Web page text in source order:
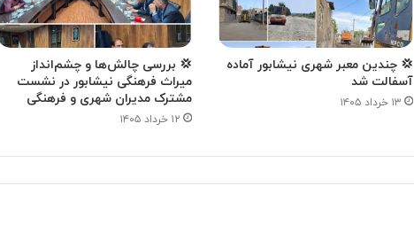
💢 چندین معبر شهری نیشابور آماده
آسفالت شد
۱۳ خرداد ۱۴۰۵
💢 بررسی چالش‌ها و چشم‌انداز
میراث فرهنگی نیشابور در نشست
مشترک مدیران شهری و فرهنگی
۱۲ خرداد ۱۴۰۵